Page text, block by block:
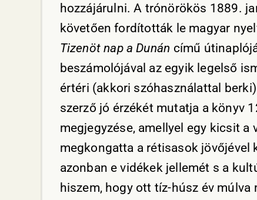
hozzájárulni. A trónörökös 1889.
követően fordították le magyar
Tizenöt nap a Dunán című
beszámolójával az egyik legelső
értéri (akkori szóhasználattal
szerző jó érzékét mutatja a könyv
megjegyzése, amellyel egy kicsit a
megkongatta a rétisasok jövőjével
azonban e vidékek jellemét s a
hiszem, hogy ott tíz-húsz év múlva